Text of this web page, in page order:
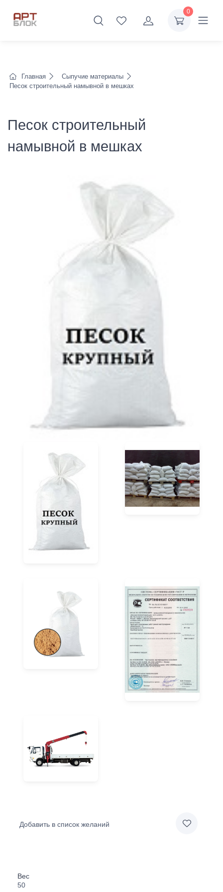
0
Главная
Сыпучие материалы
Песок строительный намывной в мешках
Песок строительный
намывной в мешках
Добавить в список желаний
Вес
50